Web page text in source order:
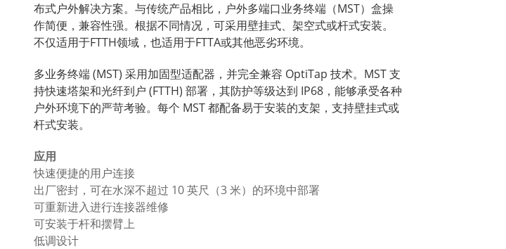
布式户外解决方案。与传统产品相比，户外多端口业务终端（MST）盒操
作简便，兼容性强。根据不同情况，可采用壁挂式、架空式或杆式安装。
不仅适用于FTTH领域，也适用于FTTA或其他恶劣环境。
多业务终端 (MST) 采用加固型适配器，并完全兼容 OptiTap 技术。MST 支
持快速塔架和光纤到户 (FTTH) 部署，其防护等级达到 IP68，能够承受各种
户外环境下的严苛考验。每个 MST 都配备易于安装的支架，支持壁挂式或
杆式安装。
应用
快速便捷的用户连接
出厂密封，可在水深不超过 10 英尺（3 米）的环境中部署
可重新进入进行连接器维修
可安装于杆和摆臂上
低调设计